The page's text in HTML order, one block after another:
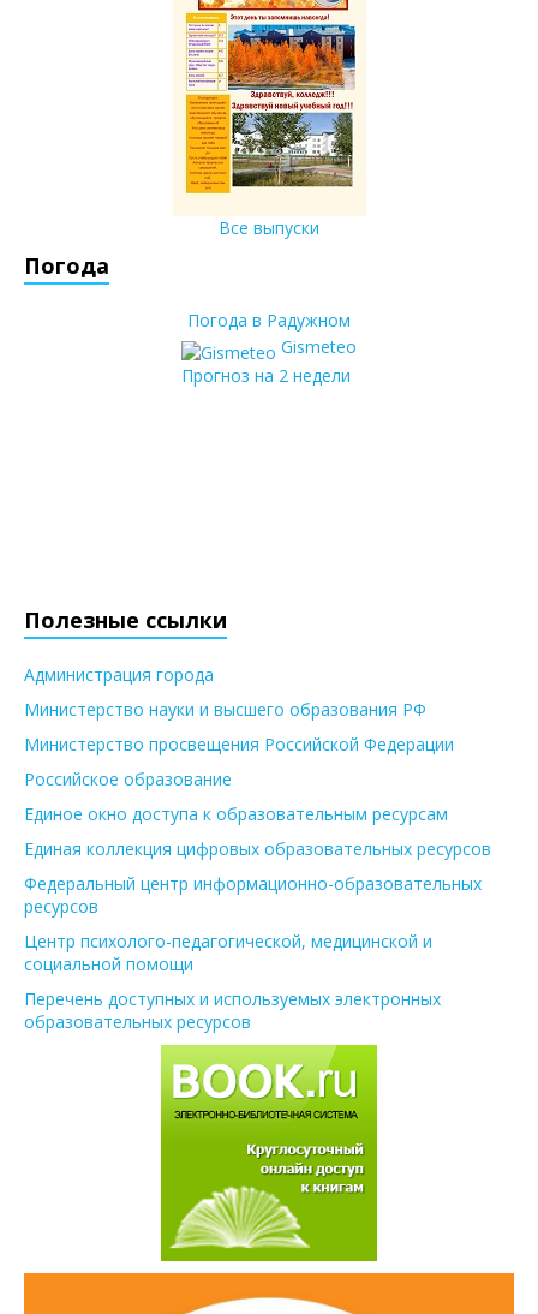
Все выпуски
Погода
Погода в Радужном
Gismeteo
Прогноз на 2 недели
Полезные ссылки
Администрация города
Министерство науки и высшего образования РФ
Министерство просвещения Российской Федерации
Российское образование
Единое окно доступа к образовательным ресурсам
Единая коллекция цифровых образовательных ресурсов
Федеральный центр информационно-образовательных
ресурсов
Центр психолого-педагогической, медицинской и
социальной помощи
Перечень доступных и используемых электронных
образовательных ресурсов